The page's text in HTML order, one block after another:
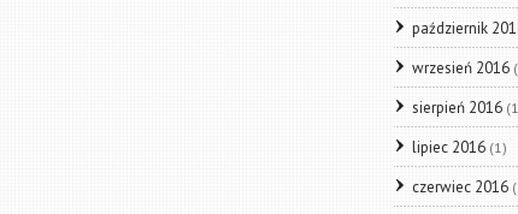
październik
wrzesień 2016
sierpień 2016
lipiec 2016 (1)
czerwiec 2016